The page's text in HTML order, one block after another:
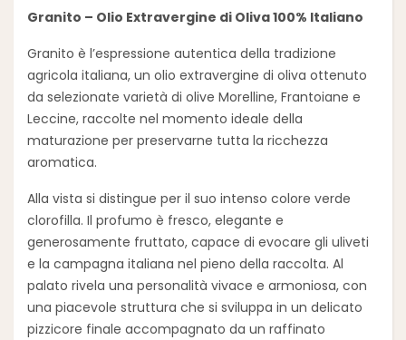
Granito – Olio Extravergine di Oliva 100% Italiano
Granito è l’espressione autentica della tradizione
agricola italiana, un olio extravergine di oliva ottenuto
da selezionate varietà di olive Morelline, Frantoiane e
Leccine, raccolte nel momento ideale della
maturazione per preservarne tutta la ricchezza
aromatica.
Alla vista si distingue per il suo intenso colore verde
clorofilla. Il profumo è fresco, elegante e
generosamente fruttato, capace di evocare gli uliveti
e la campagna italiana nel pieno della raccolta. Al
palato rivela una personalità vivace e armoniosa, con
una piacevole struttura che si sviluppa in un delicato
pizzicore finale accompagnato da un raffinato